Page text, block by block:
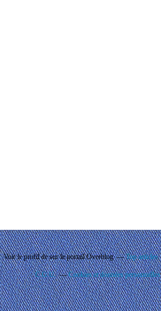
Voir le profil desur le portail Overblog Top articles
C.G.U. Cookies et données personnelles